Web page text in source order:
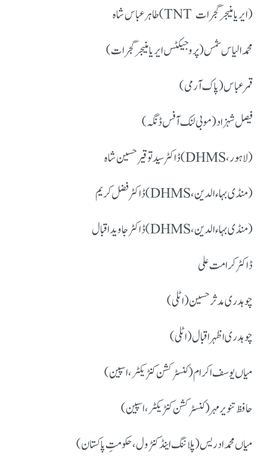
طاہر عباس شاہ (TNT ایریا منیجر گجرات)
محمد الیاس شمس (پروجیکٹس ایریا منیجر گجرات)
قمر عباس (پاک آرمی)
فیصل شہزاد (موبی لنک آفس ڈنگہ)
ڈاکٹر سید توقیر حسین شاہ (DHMS، لاہور)
ڈاکٹر فضل کریم (DHMS، منڈی بہاءالدین)
ڈاکٹر جاوید اقبال (DHMS، منڈی بہاءالدین)
ڈاکٹر کرامت علی
چوہدری مدثر حسین (اٹلی)
چوہدری اظہر اقبال (اٹلی)
میاں یوسف اکرام (کنسٹرکشن کنٹریکٹر، اسپین)
حافظ تنویر مہر (کنسٹرکشن کنٹریکٹر، اسپین)
میاں محمد ادریس (پلاننگ اینڈ کنٹرول، حکومتِ پاکستان)